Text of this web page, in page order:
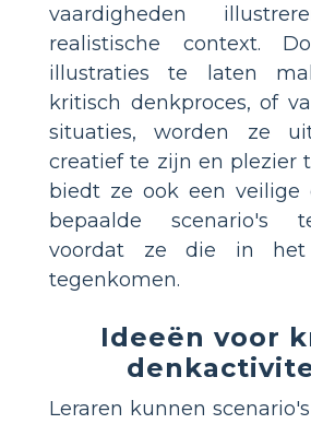
vaardigheden
realistische context.
illustraties te laten
kritisch denkproces, of
situaties, worden ze
creatief te zijn en plezier
biedt ze ook een veilige
bepaalde scenario's
voordat ze die in het
tegenkomen.
Ideeën voor
Leraren kunnen